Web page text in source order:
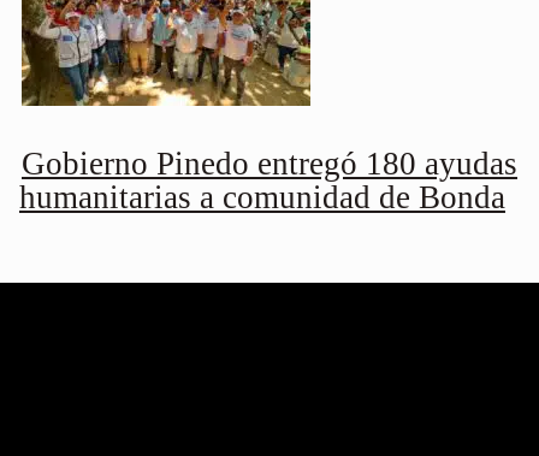
Gobierno Pinedo entregó 180 ayudas
humanitarias a comunidad de Bonda